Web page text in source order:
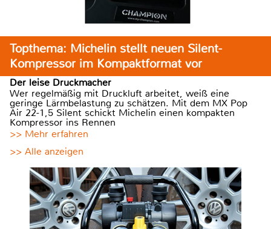
Topthema: Michelin stellt neuen Silent-
Kompressor im Kompaktformat vor
Der leise Druckmacher
Wer regelmäßig mit Druckluft arbeitet, weiß eine
geringe Lärmbelastung zu schätzen. Mit dem MX Pop
Air 22-1,5 Silent schickt Michelin einen kompakten
Kompressor ins Rennen
>> Mehr erfahren
>> Alle anzeigen